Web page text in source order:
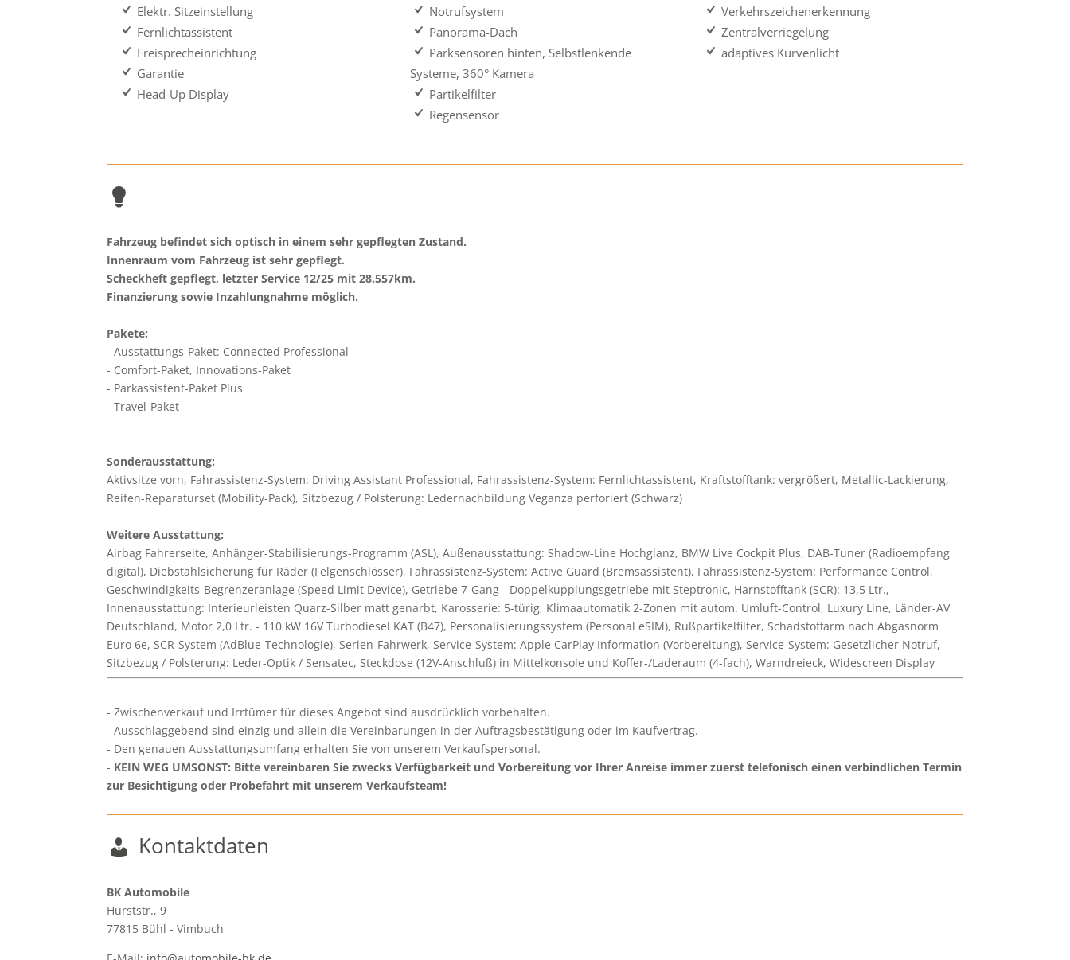
Elektr. Sitzeinstellung
Fernlichtassistent
Freisprecheinrichtung
Garantie
Head-Up Display
Notrufsystem
Panorama-Dach
Parksensoren hinten, Selbstlenkende
Systeme, 360° Kamera
Partikelfilter
Regensensor
Verkehrszeichenerkennung
Zentralverriegelung
adaptives Kurvenlicht
Fahrzeug befindet sich optisch in einem sehr gepflegten Zustand.
Innenraum vom Fahrzeug ist sehr gepflegt.
Scheckheft gepflegt, letzter Service 12/25 mit 28.557km.
Finanzierung sowie Inzahlungnahme möglich.
Pakete:
Ausstattungs-Paket: Connected Professional
Comfort-Paket, Innovations-Paket
Parkassistent-Paket Plus
Travel-Paket
Sonderausstattung:
Aktivsitze vorn, Fahrassistenz-System: Driving Assistant Professional, Fahrassistenz-System: Fernlichtassistent, Kraftstofftank: vergrößert, Metallic-Lackierung,
Reifen-Reparaturset (Mobility-Pack), Sitzbezug / Polsterung: Ledernachbildung Veganza perforiert (Schwarz)
Weitere Ausstattung:
Airbag Fahrerseite, Anhänger-Stabilisierungs-Programm (ASL), Außenausstattung: Shadow-Line Hochglanz, BMW Live Cockpit Plus, DAB-Tuner (Radioempfang
digital), Diebstahlsicherung für Räder (Felgenschlösser), Fahrassistenz-System: Active Guard (Bremsassistent), Fahrassistenz-System: Performance Control,
Geschwindigkeits-Begrenzeranlage (Speed Limit Device), Getriebe 7-Gang - Doppelkupplungsgetriebe mit Steptronic, Harnstofftank (SCR): 13,5 Ltr.,
Innenausstattung: Interieurleisten Quarz-Silber matt genarbt, Karosserie: 5-türig, Klimaautomatik 2-Zonen mit autom. Umluft-Control, Luxury Line, Länder-AV
Deutschland, Motor 2,0 Ltr. - 110 kW 16V Turbodiesel KAT (B47), Personalisierungssystem (Personal eSIM), Rußpartikelfilter, Schadstoffarm nach Abgasnorm
Euro 6e, SCR-System (AdBlue-Technologie), Serien-Fahrwerk, Service-System: Apple CarPlay Information (Vorbereitung), Service-System: Gesetzlicher Notruf,
Sitzbezug / Polsterung: Leder-Optik / Sensatec, Steckdose (12V-Anschluß) in Mittelkonsole und Koffer-/Laderaum (4-fach), Warndreieck, Widescreen Display
Zwischenverkauf und Irrtümer für dieses Angebot sind ausdrücklich vorbehalten.
Ausschlaggebend sind einzig und allein die Vereinbarungen in der Auftragsbestätigung oder im Kaufvertrag.
Den genauen Ausstattungsumfang erhalten Sie von unserem Verkaufspersonal.
KEIN WEG UMSONST: Bitte vereinbaren Sie zwecks Verfügbarkeit und Vorbereitung vor Ihrer Anreise immer zuerst telefonisch einen verbindlichen Termin
zur Besichtigung oder Probefahrt mit unserem Verkaufsteam!
Kontaktdaten
BK Automobile
Hurststr., 9
77815 Bühl - Vimbuch